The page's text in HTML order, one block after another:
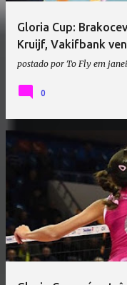
Gloria Cup:
Kruijf, Vakifbank
postado por To Fly em
0